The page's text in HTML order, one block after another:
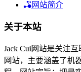
网站简介
关于本站
Jack Cui网站是关注
网站，主要涵盖了机